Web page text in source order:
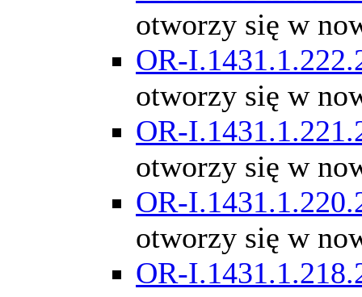
otworzy się w
OR-
otworzy się w
OR-
otworzy się w
OR-
otworzy się w
OR-